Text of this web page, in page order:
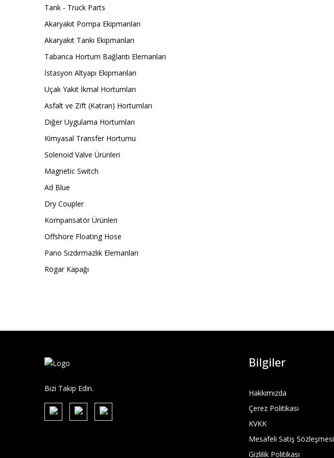
Tank - Truck Parts
Akaryakıt Pompa Ekipmanları
Akaryakıt Tankı Ekipmanları
Tabanca Hortum Bağlantı Elemanları
İstasyon Altyapı Ekipmanları
Uçak Yakıt İkmal Hortumları
Asfalt ve Zift (Katran) Hortumları
Diğer Uygulama Hortumları
Kimyasal Transfer Hortumu
Solenoid Valve Ürünleri
Magnetic Switch
Ad Blue
Dry Coupler
Kompansatör Ürünleri
Offshore Floating Hose
Pano Sızdırmazlık Elemanları
Rögar Kapağı
Bizi Takip Edin.
Bilgiler
Hakkımızda
Çerez Politikası
KVKK
Mesafeli Satış Sözleşmesi
Gizlilik Politikası